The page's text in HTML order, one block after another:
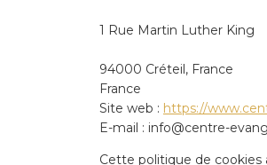
1 Rue Martin Luther King
94000 Créteil, France
France
Site web : https://
E-mail : info@centre-
Cette politique de cookies